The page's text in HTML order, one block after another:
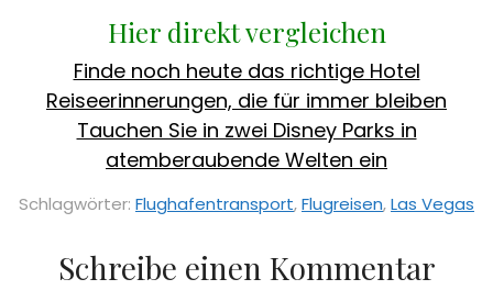
Hier direkt vergleichen
Finde noch heute das richtige Hotel
Reiseerinnerungen, die für immer bleiben
Tauchen Sie in zwei Disney Parks in
atemberaubende Welten ein
Schlagwörter: Flughafentransport,Flugreisen,Las Vegas
Schreibe einen Kommentar